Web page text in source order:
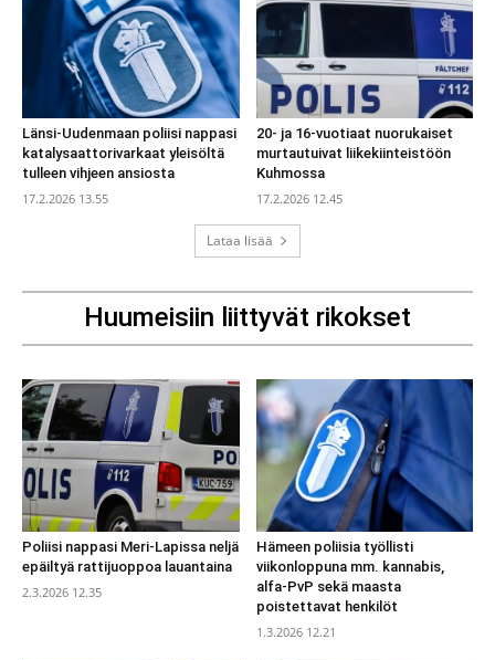
Länsi-Uudenmaan poliisi nappasi
katalysaattorivarkaat yleisöltä
tulleen vihjeen ansiosta
17.2.2026 13.55
20- ja 16-vuotiaat nuorukaiset
murtautuivat liikekiinteistöön
Kuhmossa
17.2.2026 12.45
Lataa lisää
Huumeisiin liittyvät rikokset
Poliisi nappasi Meri-Lapissa neljä
epäiltyä rattijuoppoa lauantaina
2.3.2026 12.35
Hämeen poliisia työllisti
viikonloppuna mm. kannabis,
alfa-PvP sekä maasta
poistettavat henkilöt
1.3.2026 12.21